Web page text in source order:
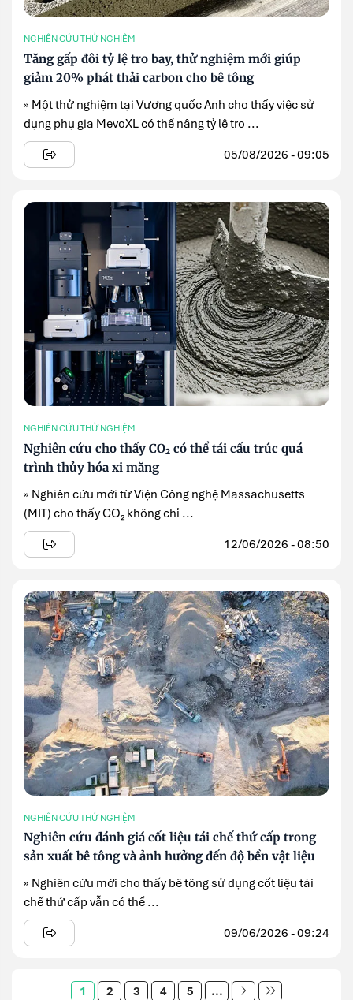
NGHIÊN CỨU THỬ NGHIỆM
Tăng gấp đôi tỷ lệ tro bay, thử nghiệm mới giúp
giảm 20% phát thải carbon cho bê tông
» Một thử nghiệm tại Vương quốc Anh cho thấy việc sử
dụng phụ gia MevoXL có thể nâng tỷ lệ tro ...
05/08/2026 - 09:05
NGHIÊN CỨU THỬ NGHIỆM
Nghiên cứu cho thấy CO₂ có thể tái cấu trúc quá
trình thủy hóa xi măng
» Nghiên cứu mới từ Viện Công nghệ Massachusetts
(MIT) cho thấy CO₂ không chỉ ...
12/06/2026 - 08:50
NGHIÊN CỨU THỬ NGHIỆM
Nghiên cứu đánh giá cốt liệu tái chế thứ cấp trong
sản xuất bê tông và ảnh hưởng đến độ bền vật liệu
» Nghiên cứu mới cho thấy bê tông sử dụng cốt liệu tái
chế thứ cấp vẫn có thể ...
09/06/2026 - 09:24
1 2 3 4 5 ...